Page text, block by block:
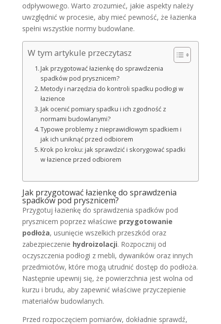
odpływowego. Warto zrozumieć, jakie aspekty należy
uwzględnić w procesie, aby mieć pewność, że łazienka
spełni wszystkie normy budowlane.
W tym artykule przeczytasz
Jak przygotować łazienkę do sprawdzenia
spadków pod prysznicem?
Metody i narzędzia do kontroli spadku podłogi w
łazience
Jak ocenić pomiary spadku i ich zgodność z
normami budowlanymi?
Typowe problemy z nieprawidłowym spadkiem i
jak ich uniknąć przed odbiorem
Krok po kroku: jak sprawdzić i skorygować spadki
w łazience przed odbiorem
Jak przygotować łazienkę do sprawdzenia
spadków pod prysznicem?
Przygotuj łazienkę do sprawdzenia spadków pod
prysznicem poprzez właściwe przygotowanie
podłoża, usunięcie wszelkich przeszkód oraz
zabezpieczenie hydroizolacji. Rozpocznij od
oczyszczenia podłogi z mebli, dywaników oraz innych
przedmiotów, które mogą utrudnić dostęp do podłoża.
Następnie upewnij się, że powierzchnia jest wolna od
kurzu i brudu, aby zapewnić właściwe przyczepienie
materiałów budowlanych.
Przed rozpoczęciem pomiarów, dokładnie sprawdź,